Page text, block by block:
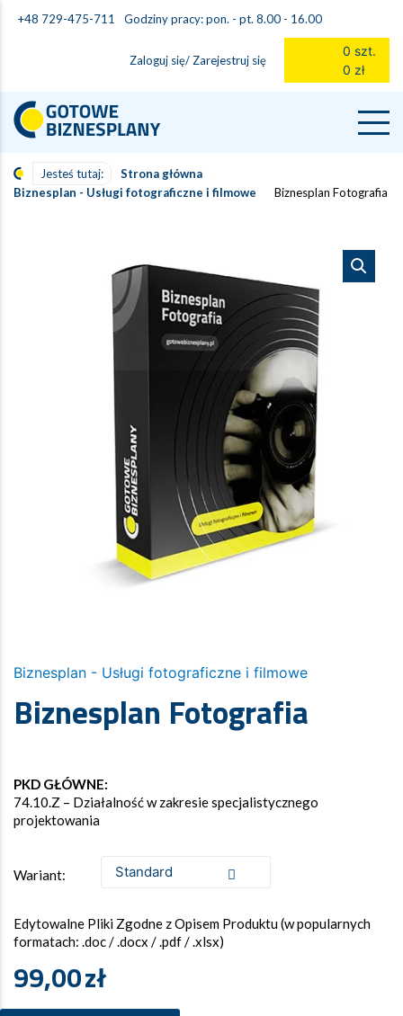
+48 729-475-711 Godziny pracy: pon. - pt. 8.00 - 16.00
Zaloguj się/ Zarejestruj się
0 szt.
0 zł
Jesteś tutaj:
Strona główna
Biznesplan - Usługi fotograficzne i filmowe
Biznesplan Fotografia
Biznesplan - Usługi fotograficzne i filmowe
Biznesplan Fotografia
PKD GŁÓWNE:
74.10.Z – Działalność w zakresie specjalistycznego
projektowania
Wariant:
Edytowalne Pliki Zgodne z Opisem Produktu (w popularnych
formatach: .doc / .docx / .pdf / .xlsx)
99,00zł